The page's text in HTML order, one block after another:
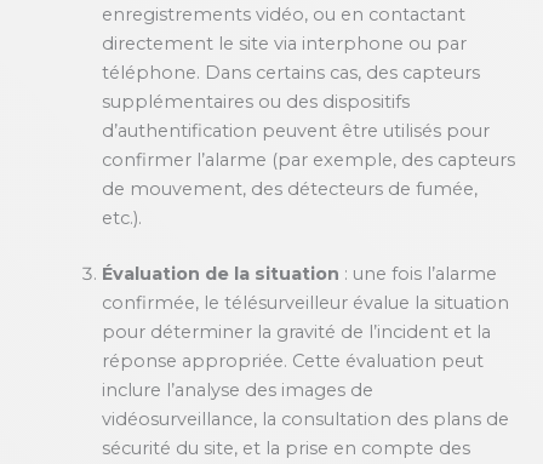
enregistrements vidéo, ou en contactant
directement le site via interphone ou par
téléphone. Dans certains cas, des capteurs
supplémentaires ou des dispositifs
d’authentification peuvent être utilisés pour
confirmer l’alarme (par exemple, des capteurs
de mouvement, des détecteurs de fumée,
etc.).
Évaluation de la situation : une fois l’alarme
confirmée, le télésurveilleur évalue la situation
pour déterminer la gravité de l’incident et la
réponse appropriée. Cette évaluation peut
inclure l’analyse des images de
vidéosurveillance, la consultation des plans de
sécurité du site, et la prise en compte des